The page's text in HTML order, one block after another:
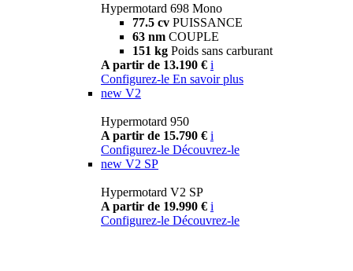
Hypermotard 698 Mono
77.5 cv PUISSANCE
63 nm COUPLE
151 kg Poids sans carburant
A partir de 13.190 € i
Configurez-le En savoir plus
new V2
Hypermotard 950
A partir de 15.790 € i
Configurez-le Découvrez-le
new V2 SP
Hypermotard V2 SP
A partir de 19.990 € i
Configurez-le Découvrez-le